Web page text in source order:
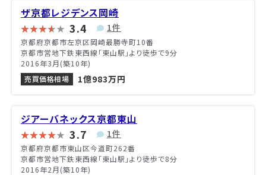
ザ京都レジデンス岡崎
3.4 1件
京都府京都市左京区岡崎最勝寺町10番
京都市営地下鉄東西線「東山駅」より徒歩で9分
2016年3月(築10年)
売買価格相場
1億983万円
ジアーバネックス京都東山
3.7 1件
京都府京都市東山区今道町262番
京都市営地下鉄東西線「東山駅」より徒歩で8分
2016年2月(築10年)